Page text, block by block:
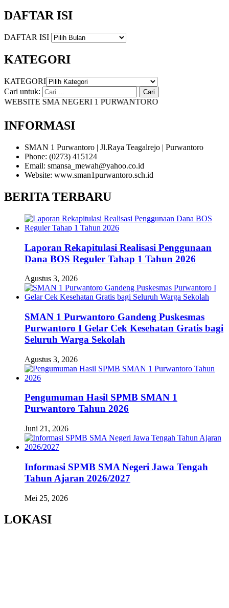
DAFTAR ISI
DAFTAR ISI
KATEGORI
KATEGORI
Cari untuk:
SMA NEGERI 1 PURWANTORO
INFORMASI
SMAN 1 Purwantoro | Jl.Raya Teagalrejo | Purwantoro
Phone: (0273) 415124
Email: smansa_mewah@yahoo.co.id
Website: www.sman1purwantoro.sch.id
BERITA TERBARU
Laporan Rekapitulasi Realisasi Penggunaan
Dana BOS Reguler Tahap 1 Tahun 2026
Agustus 3, 2026
SMAN 1 Purwantoro Gandeng Puskesmas
Purwantoro I Gelar Cek Kesehatan Gratis bagi
Seluruh Warga Sekolah
Agustus 3, 2026
Pengumuman Hasil SPMB SMAN 1
Purwantoro Tahun 2026
Juni 21, 2026
Informasi SPMB SMA Negeri Jawa Tengah
Tahun Ajaran 2026/2027
Mei 25, 2026
LOKASI